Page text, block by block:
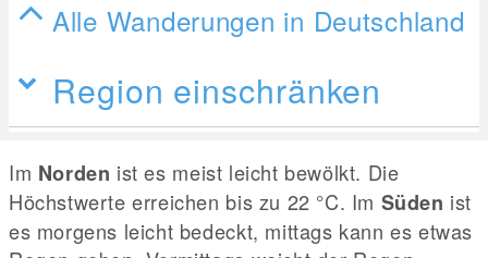
Alle Wanderungen in Deutschland
Region einschränken
Im Norden ist es meist leicht bewölkt. Die
Höchstwerte erreichen bis zu 22 °C. Im Süden ist
es morgens leicht bedeckt, mittags kann es etwas